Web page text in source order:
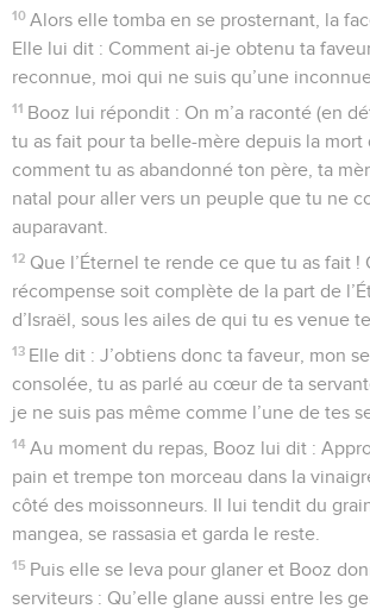
10 Alors elle tomba en se prosternant, la
Elle lui dit : Comment ai-je obtenu ta
reconnue, moi qui ne suis qu’une
11 Booz lui répondit : On m’a raconté (en
tu as fait pour ta belle-mère depuis la mort
comment tu as abandonné ton père, ta
natal pour aller vers un peuple que tu ne
auparavant.
12 Que l’Éternel te rende ce que tu as fait !
récompense soit complète de la part de
d’Israël, sous les ailes de qui tu es venue
13 Elle dit : J’obtiens donc ta faveur, mon
consolée, tu as parlé au cœur de ta
je ne suis pas même comme l’une de tes
14 Au moment du repas, Booz lui dit :
pain et trempe ton morceau dans la
côté des moissonneurs. Il lui tendit du
mangea, se rassasia et garda le reste.
15 Puis elle se leva pour glaner et Booz
serviteurs : Qu’elle glane aussi entre les